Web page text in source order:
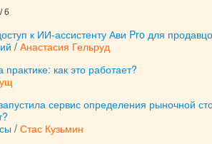
6
к ИИ-ассистенту Ави Pro для
/ Анастасия Гельруд
практике: как это работает?
сервис определения рыночной
/ Стас Кузьмин